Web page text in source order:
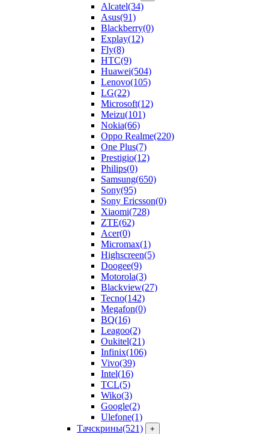
Alcatel(34)
Asus(91)
Blackberry(0)
Explay(12)
Fly(8)
HTC(9)
Huawei(504)
Lenovo(105)
LG(22)
Microsoft(12)
Meizu(101)
Nokia(66)
Oppo Realme(220)
One Plus(7)
Prestigio(12)
Philips(0)
Samsung(650)
Sony(95)
Sony Ericsson(0)
Xiaomi(728)
ZTE(62)
Acer(0)
Micromax(1)
Highscreen(5)
Doogee(9)
Motorola(3)
Blackview(27)
Tecno(142)
Megafon(0)
BQ(16)
Leagoo(2)
Oukitel(21)
Infinix(106)
Vivo(39)
Intel(16)
TCL(5)
Wiko(3)
Google(2)
Ulefone(1)
Тачскрины(521) +